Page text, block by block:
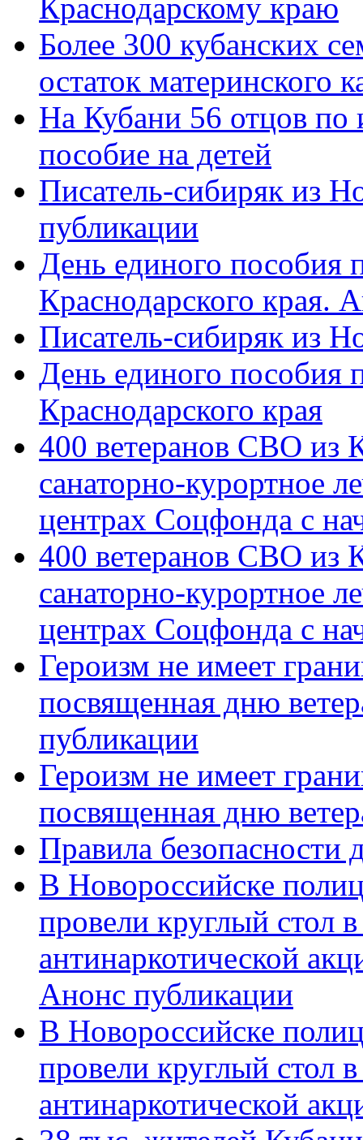
Краснодарскому краю
Более 300 кубанских
остаток материнского
На Кубани 56 отцов по
пособие на детей
Писатель-сибиряк из
публикации
День единого пособия
Краснодарского края.
Писатель-сибиряк из
День единого пособия
Краснодарского края
400 ветеранов СВО из
санаторно-курортное
центрах Соцфонда с
400 ветеранов СВО из
санаторно-курортное
центрах Соцфонда с
Героизм не имеет
посвященная дню
публикации
Героизм не имеет
посвященная дню
Правила безопасности
В Новороссийске
провели круглый стол
антинаркотической
Анонс публикации
В Новороссийске
провели круглый стол
антинаркотической